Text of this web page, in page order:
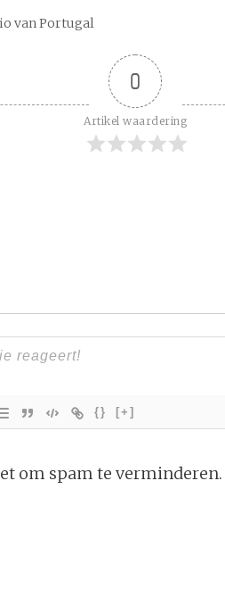
van Portugal
0
Artikel waardering
{} [+]
om spam te verminderen.